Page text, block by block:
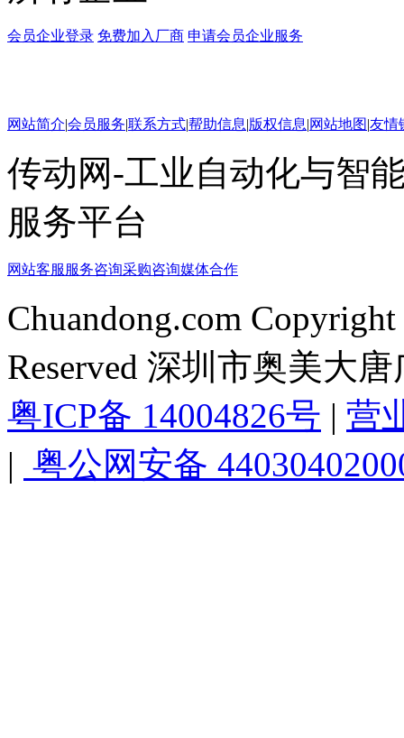
会员企业登录 免费加入厂商 申请会员企业服务
网站简介|会员服务|联系方式|帮助信息|版权信息|网站地图|友情
传动网-工业自动化与智
服务平台
网站客服 服务咨询采购咨询媒体合作
Chuandong.com
Reserved 深圳市奥美大
粤ICP备 14004826号 | 营
| 粤公网安备